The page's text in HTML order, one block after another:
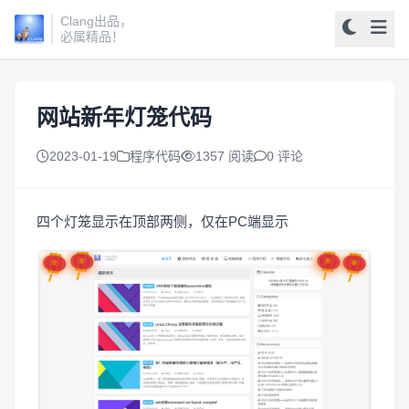
Clang出品，
必属精品！
网站新年灯笼代码
2023-01-19 程序代码 1357 阅读 0 评论
四个灯笼显示在顶部两侧，仅在PC端显示